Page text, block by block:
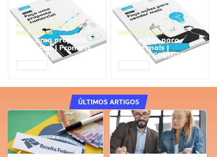
NEGÓCIOS, PROCESSOS
EMPRESARIAIS
Faça uma proposta
comercial | Prompts
ChatGPT
NEGÓCIOS, VENDAS
Faça ações para
vender mais |
Prompts ChatGPT
ÚLTIMOS ARTIGOS